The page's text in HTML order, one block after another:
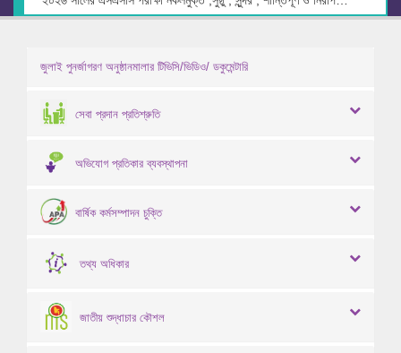
জুলাই পুনর্জাগরণ অনুষ্ঠানমালার টিভিসি/ভিডিও/ ডকুমেন্টারি
সেবা প্রদান প্রতিশ্রুতি
অভিযোগ প্রতিকার ব্যবস্থাপনা
বার্ষিক কর্মসম্পাদন চুক্তি
তথ্য অধিকার
জাতীয় শুদ্ধাচার কৌশল